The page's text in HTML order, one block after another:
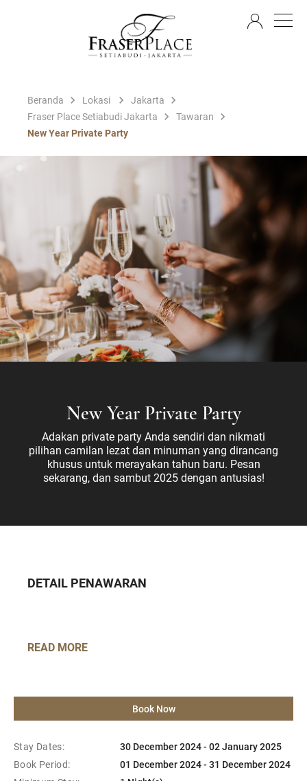
Beranda Lokasi
Jakarta
Fraser Place Setiabudi Jakarta
Tawaran
New Year Private Party
New Year Private Party
Adakan private party Anda sendiri dan nikmati
pilihan camilan lezat dan minuman yang dirancang
khusus untuk merayakan tahun baru. Pesan
sekarang, dan sambut 2025 dengan antusias!
DETAIL PENAWARAN
READ MORE
Book Now
Stay Dates:
30 December 2024 - 02 January 2025
Book Period:
01 December 2024 - 31 December 2024